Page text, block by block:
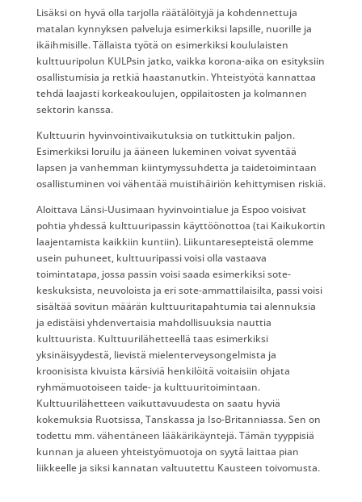
Lisäksi on hyvä olla tarjolla räätälöityjä ja kohdennettuja
matalan kynnyksen palveluja esimerkiksi lapsille, nuorille ja
ikäihmisille. Tällaista työtä on esimerkiksi koululaisten
kulttuuripolun KULPsin jatko, vaikka korona-aika on esityksiin
osallistumisia ja retkiä haastanutkin. Yhteistyötä kannattaa
tehdä laajasti korkeakoulujen, oppilaitosten ja kolmannen
sektorin kanssa.
Kulttuurin hyvinvointivaikutuksia on tutkittukin paljon.
Esimerkiksi loruilu ja ääneen lukeminen voivat syventää
lapsen ja vanhemman kiintymyssuhdetta ja taidetoimintaan
osallistuminen voi vähentää muistihäiriön kehittymisen riskiä.
Aloittava Länsi-Uusimaan hyvinvointialue ja Espoo voisivat
pohtia yhdessä kulttuuripassin käyttöönottoa (tai Kaikukortin
laajentamista kaikkiin kuntiin). Liikuntaresepteistä olemme
usein puhuneet, kulttuuripassi voisi olla vastaava
toimintatapa, jossa passin voisi saada esimerkiksi sote-
keskuksista, neuvoloista ja eri sote-ammattilaisilta, passi voisi
sisältää sovitun määrän kulttuuritapahtumia tai alennuksia
ja edistäisi yhdenvertaisia mahdollisuuksia nauttia
kulttuurista. Kulttuurilähetteellä taas esimerkiksi
yksinäisyydestä, lievistä mielenterveysongelmista ja
kroonisista kivuista kärsiviä henkilöitä voitaisiin ohjata
ryhmämuotoiseen taide- ja kulttuuritoimintaan.
Kulttuurilähetteen vaikuttavuudesta on saatu hyviä
kokemuksia Ruotsissa, Tanskassa ja Iso-Britanniassa. Sen on
todettu mm. vähentäneen lääkärikäyntejä. Tämän tyyppisiä
kunnan ja alueen yhteistyömuotoja on syytä laittaa pian
liikkeelle ja siksi kannatan valtuutettu Kausteen toivomusta.